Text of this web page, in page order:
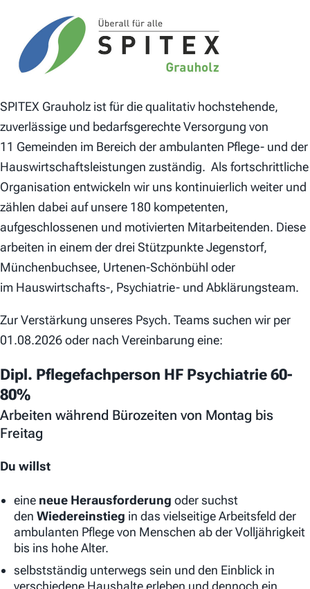
SPITEX Grauholz ist für die qualitativ hochstehende,
zuverlässige und bedarfsgerechte Versorgung von
11 Gemeinden im Bereich der ambulanten Pflege- und der
Hauswirtschaftsleistungen zuständig. Als fortschrittliche
Organisation entwickeln wir uns kontinuierlich weiter und
zählen dabei auf unsere 180 kompetenten,
aufgeschlossenen und motivierten Mitarbeitenden. Diese
arbeiten in einem der drei Stützpunkte Jegenstorf,
Münchenbuchsee, Urtenen-Schönbühl oder
im Hauswirtschafts-, Psychiatrie- und Abklärungsteam.
Zur Verstärkung unseres Psych. Teams suchen wir per
01.08.2026 oder nach Vereinbarung eine:
Dipl. Pflegefachperson HF Psychiatrie 60-
80%
Arbeiten während Bürozeiten von Montag bis
Freitag
Du willst
eine neue Herausforderung oder suchst
denWiedereinstieg in das vielseitige Arbeitsfeld der
ambulanten Pflege von Menschen ab der Volljährigkeit
bis ins hohe Alter.
selbstständig unterwegs sein und den Einblick in
verschiedene Haushalte erleben und dennoch ein